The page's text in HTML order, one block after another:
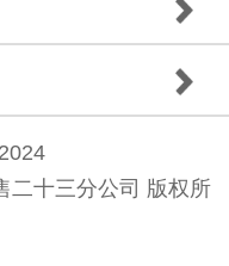
二十三分公司 版权所